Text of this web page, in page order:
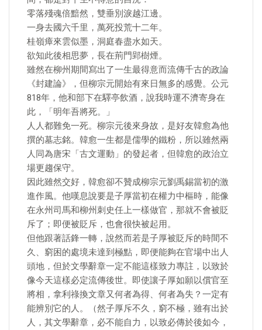
零落殘魂倍黯然，雙垂別淚越江邊。
一身去國六千里，萬死投荒十二年。
桂嶺瘴來雲似墨，洞庭春盡水如天。
欲知此後相思夢，長在荊門郢樹煙。
雖然在柳州期間寫出了一生最得意而流傳千古的政論
《封建論》，但柳宗元開始有來日無多的感覺。公元
818年，他和部下在驛亭飲酒，說我時運不濟寄身在
此，「明年吾將死。」
人人都難免一死。柳宗元後來身故，是好友韓愈為他
撰的墓志銘。韓愈一生都是儒學的鐵粉，所以雖然兩
人同為唐宋「古文運動」的發起者，但韓愈的政治立
場更趨保守。
因此雖然交好，韓愈卻不贊成柳宗元劉禹錫當初的激
進作風。他嘆息說要是子厚當初在權力中樞時，能像
在永州司馬和柳州刺史任上一樣做官，那就不會被貶
斥了；即便被貶斥，也會很快被起用。
但他跟著話鋒一轉，說然而若是子厚被貶斥的時間不
久、窮困的處境未達到極點，即便能夠在官場中出人
頭地，但於文學辭章一定不能這樣致力專註，以致於
像今天這樣必定流傳後世。即使讓子厚如願以償官至
將相，拿利祿換文章又何者為得、何者為失？一定有
能辨別它的人。（然子厚斥不久，窮不極，雖有出於
人，其文學辭章，必不能自力，以致必傳於後如今，